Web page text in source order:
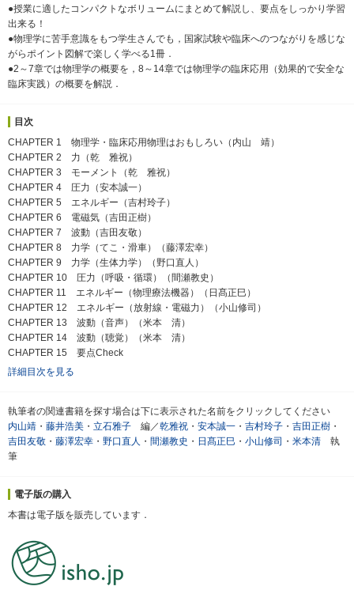
●授業に適したコンパクトなボリュームにまとめて解説し、要点をしっかり学習
出来る！
●物理学に苦手意識をもつ学生さんでも，国家試験や臨床へのつながりを感じな
がらポイント図解で楽しく学べる1冊．
●2～7章では物理学の概要を，8～14章では物理学の臨床応用（効果的で安全な
臨床実践）の概要を解説．
目次
CHAPTER 1 物理学・臨床応用物理はおもしろい（内山 靖）
CHAPTER 2 力（乾 雅祝）
CHAPTER 3 モーメント（乾 雅祝）
CHAPTER 4 圧力（安本誠一）
CHAPTER 5 エネルギー（吉村玲子）
CHAPTER 6 電磁気（吉田正樹）
CHAPTER 7 波動（吉田友敬）
CHAPTER 8 力学（てこ・滑車）（藤澤宏幸）
CHAPTER 9 力学（生体力学）（野口直人）
CHAPTER 10 圧力（呼吸・循環）（間瀬教史）
CHAPTER 11 エネルギー（物理療法機器）（日髙正巳）
CHAPTER 12 エネルギー（放射線・電磁力）（小山修司）
CHAPTER 13 波動（音声）（米本 清）
CHAPTER 14 波動（聴覚）（米本 清）
CHAPTER 15 要点Check
詳細目次を見る
執筆者の関連書籍を探す場合は下に表示された名前をクリックしてください
内山靖 ・ 藤井浩美 ・ 立石雅子 編／乾雅祝 ・ 安本誠一 ・ 吉村玲子 ・ 吉田正樹 ・
吉田友敬 ・ 藤澤宏幸 ・ 野口直人 ・ 間瀬教史 ・ 日髙正巳 ・ 小山修司 ・ 米本清 執
筆
電子版の購入
本書は電子版を販売しています．